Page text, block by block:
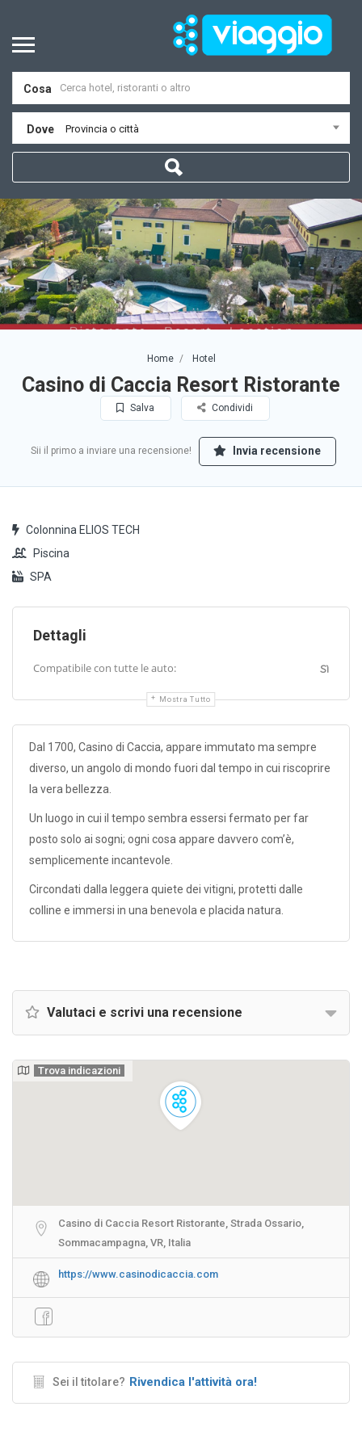
Cosa
Dove Provincia o città
Home Hotel
Casino di Caccia Resort Ristorante
Salva Condividi
Sii il primo a inviare una recensione! Invia recensione
Colonnina ELIOS TECH
Piscina
SPA
Dettagli
Compatibile con tutte le auto: Sì
Mostra Tutto
Dal 1700, Casino di Caccia, appare immutato ma sempre
diverso, un angolo di mondo fuori dal tempo in cui riscoprire
la vera bellezza.
Un luogo in cui il tempo sembra essersi fermato per far
posto solo ai sogni; ogni cosa appare davvero com’è,
semplicemente incantevole.
Circondati dalla leggera quiete dei vitigni, protetti dalle
colline e immersi in una benevola e placida natura.
Valutaci e scrivi una recensione
Trova indicazioni
Casino di Caccia Resort Ristorante, Strada Ossario,
Sommacampagna, VR, Italia
https://www.casinodicaccia.com
Sei il titolare? Rivendica l'attività ora!